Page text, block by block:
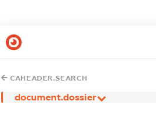
CAHEADER.SEARCH
document.dossier